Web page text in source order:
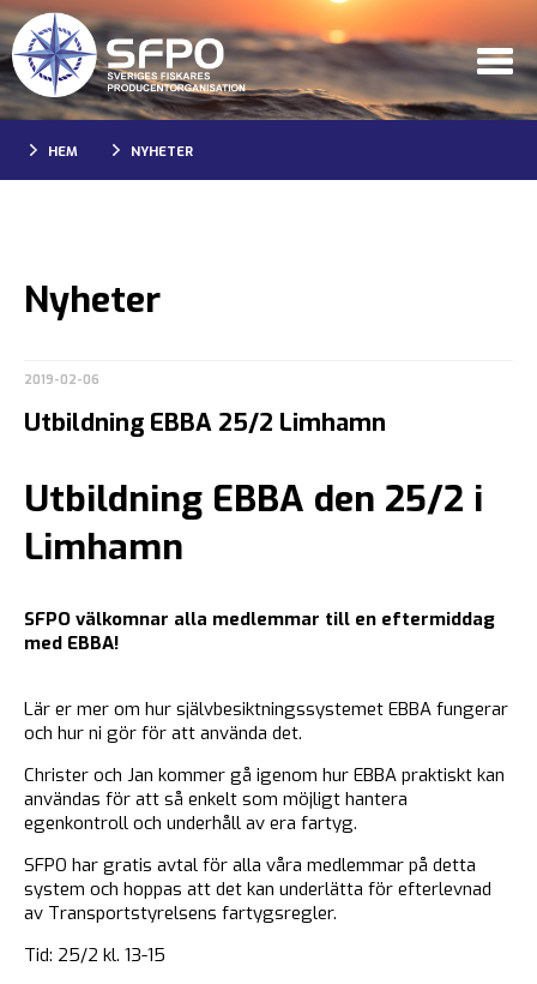
HEM NYHETER
Nyheter
2019-02-06
Utbildning EBBA 25/2 Limhamn
Utbildning EBBA den 25/2 i
Limhamn
SFPO välkomnar alla medlemmar till en eftermiddag
med EBBA!
Lär er mer om hur självbesiktningssystemet EBBA fungerar
och hur ni gör för att använda det.
Christer och Jan kommer gå igenom hur EBBA praktiskt kan
användas för att så enkelt som möjligt hantera
egenkontroll och underhåll av era fartyg.
SFPO har gratis avtal för alla våra medlemmar på detta
system och hoppas att det kan underlätta för efterlevnad
av Transportstyrelsens fartygsregler.
Tid: 25/2 kl. 13-15